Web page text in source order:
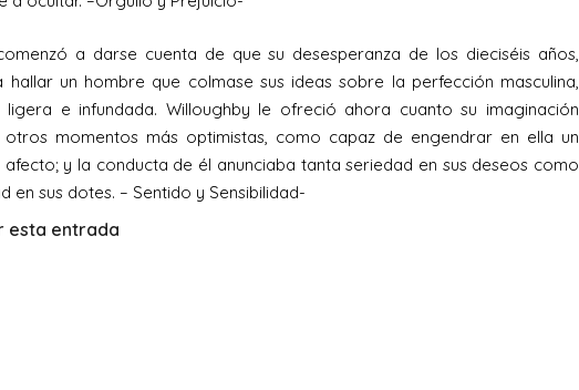
a darse cuenta de que su desesperanza de los dieciséis años,
hallar un hombre que colmase sus ideas sobre la perfección masculina,
ligera e infundada. Willoughby le ofreció ahora cuanto su imaginación
momentos más optimistas, como capaz de engendrar en ella un
y la conducta de él anunciaba tanta seriedad en sus deseos como
en sus dotes. – Sentido y Sensibilidad-
esta entrada